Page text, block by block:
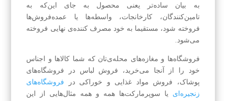
به بیان ساده‌تر یعنی محصول به جای این‌که به
تامین‌کنندگان، کارخانجات، واسطه‌ها یا عمده‌فروش‌ها
فروخته شود، مستقیما به خود مصرف کننده‌ی نهایی فروخته
می‌شود.
فروشگاه‌ها و مغازه‌های محله‌ی‌تان که شما کالاها و اجناس
خود را از آنجا می‌خرید، فروش لباس در فروشگاه‌های
پوشاک، فروش مواد غذایی و خوراکی در فروشگاه‌های
زنجیره‌ای یا سوپر‌مارکت‌ها همه و همه مثال‌هایی از این